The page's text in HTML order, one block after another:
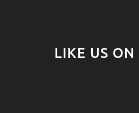
LIKE US ON